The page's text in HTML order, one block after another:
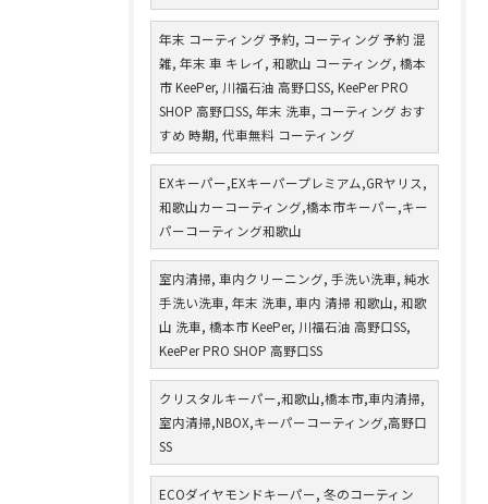
年末 コーティング 予約, コーティング 予約 混
雑, 年末 車 キレイ, 和歌山 コーティング, 橋本
市 KeePer, 川福石油 高野口SS, KeePer PRO
SHOP 高野口SS, 年末 洗車, コーティング おす
すめ 時期, 代車無料 コーティング
EXキーパー,EXキーパープレミアム,GRヤリス,
和歌山カーコーティング,橋本市キーパー,キー
パーコーティング和歌山
室内清掃, 車内クリーニング, 手洗い洗車, 純水
手洗い洗車, 年末 洗車, 車内 清掃 和歌山, 和歌
山 洗車, 橋本市 KeePer, 川福石油 高野口SS,
KeePer PRO SHOP 高野口SS
クリスタルキーパー,和歌山,橋本市,車内清掃,
室内清掃,NBOX,キーパーコーティング,高野口
SS
ECOダイヤモンドキーパー, 冬のコーティン